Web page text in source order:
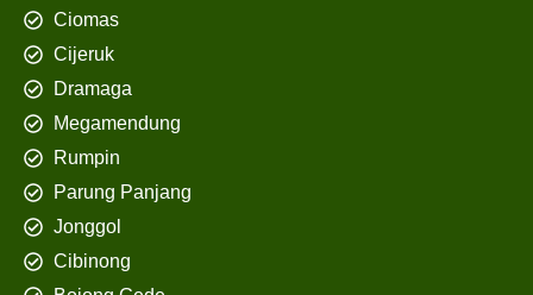
Ciomas
Cijeruk
Dramaga
Megamendung
Rumpin
Parung Panjang
Jonggol
Cibinong